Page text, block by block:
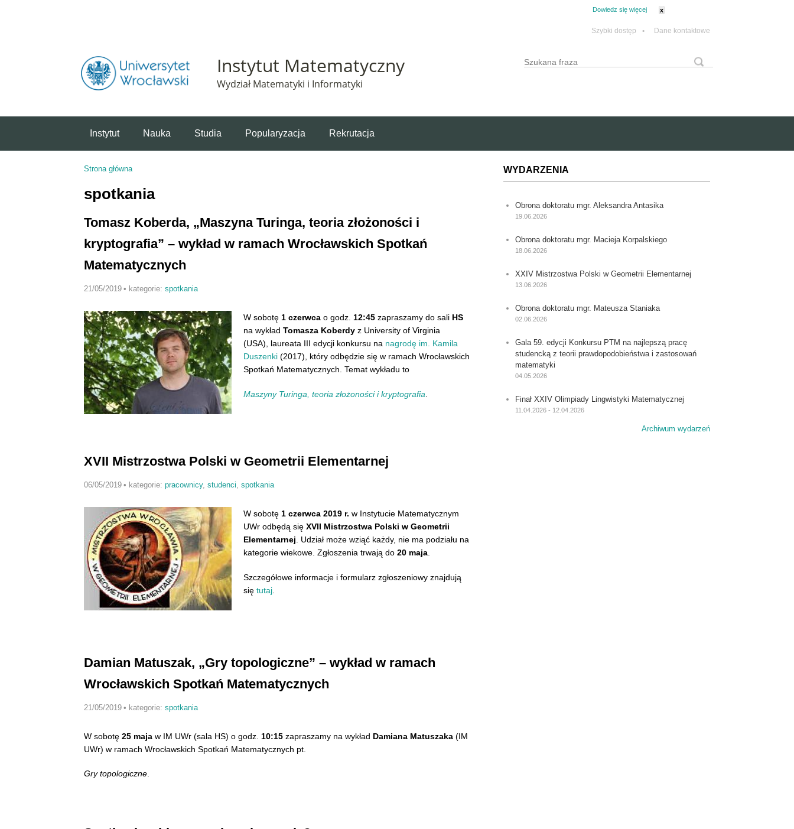
Dowiedz się więcej x
Szybki dostęp • Dane kontaktowe
Instytut Matematyczny
Wydział Matematyki i Informatyki
Formularz wyszukiwania
Wyszukaj
Instytut Nauka Studia Popularyzacja Rekrutacja
Strona główna
spotkania
Tomasz Koberda, „Maszyna Turinga, teoria złożoności i
kryptografia” – wykład w ramach Wrocławskich Spotkań
Matematycznych
21/05/2019 • kategorie: spotkania
W sobotę 1 czerwca o godz. 12:45 zapraszamy do sali HS
na wykład Tomasza Koberdy z University of Virginia
(USA), laureata III edycji konkursu na nagrodę im. Kamila
Duszenki (2017), który odbędzie się w ramach Wrocławskich
Spotkań Matematycznych. Temat wykładu to
Maszyny Turinga, teoria złożoności i kryptografia
XVII Mistrzostwa Polski w Geometrii Elementarnej
06/05/2019 • kategorie: pracownicy, studenci, spotkania
W sobotę 1 czerwca 2019 r. w Instytucie Matematycznym
UWr odbędą się XVII Mistrzostwa Polski w Geometrii
Elementarnej. Udział może wziąć każdy, nie ma podziału na
kategorie wiekowe. Zgłoszenia trwają do 20 maja.
Szczegółowe informacje i formularz zgłoszeniowy znajdują
się tutaj
Damian Matuszak, „Gry topologiczne” – wykład w ramach
Wrocławskich Spotkań Matematycznych
21/05/2019 • kategorie: spotkania
W sobotę 25 maja w IM UWr (sala HS) o godz. 10:15 zapraszamy na wykład Damiana Matuszaka (IM
UWr) w ramach Wrocławskich Spotkań Matematycznych pt.
Gry topologiczne
WYDARZENIA
Obrona doktoratu mgr. Aleksandra Antasika
19.06.2026
Obrona doktoratu mgr. Macieja Korpalskiego
18.06.2026
XXIV Mistrzostwa Polski w Geometrii Elementarnej
13.06.2026
Obrona doktoratu mgr. Mateusza Staniaka
02.06.2026
Gala 59. edycji Konkursu PTM na najlepszą pracę
studencką z teorii prawdopodobieństwa i zastosowań
matematyki
04.05.2026
Finał XXIV Olimpiady Lingwistyki Matematycznej
11.04.2026 - 12.04.2026
Archiwum wydarzeń